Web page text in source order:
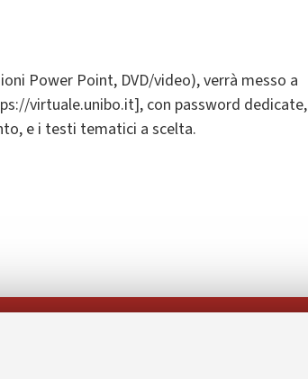
Power Point, DVD/video), verrà messo a
virtuale.unibo.it], con password dedicate,
e i testi tematici a scelta.